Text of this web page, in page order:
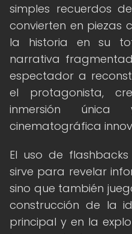
simples recuerdos
convierten en piezas
la historia en su
narrativa
espectador a
el protagonista,
inmersión única
cinematográfica
El uso de
sirve para revelar
sino que también
construcción de la
principal y en la